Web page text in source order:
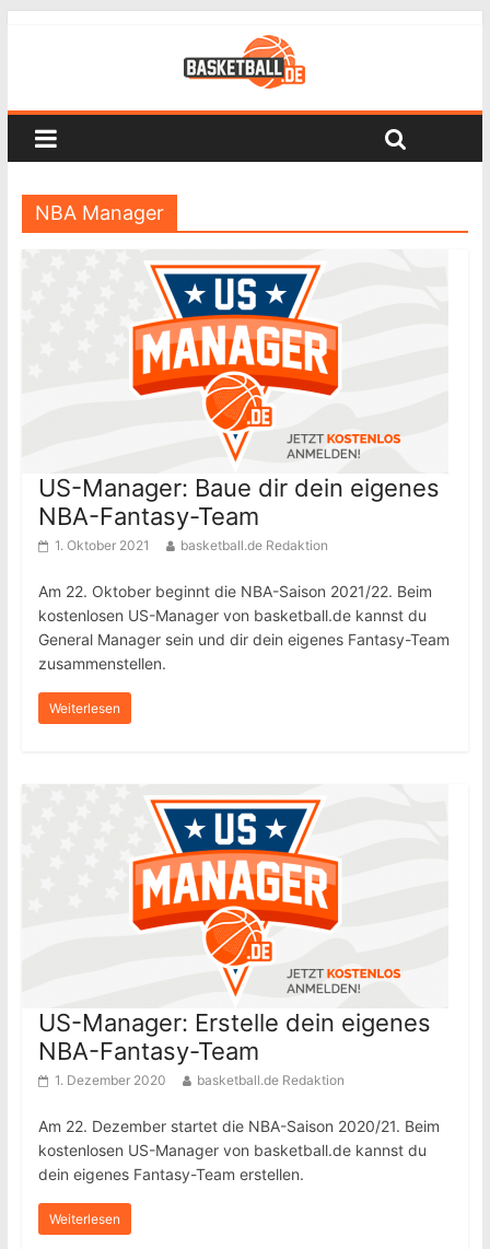
NBA Manager
US-Manager: Baue dir dein eigenes
NBA-Fantasy-Team
1. Oktober 2021 basketball.de Redaktion
Am 22. Oktober beginnt die NBA-Saison 2021/22. Beim
kostenlosen US-Manager von basketball.de kannst du
General Manager sein und dir dein eigenes Fantasy-Team
zusammenstellen.
Weiterlesen
US-Manager: Erstelle dein eigenes
NBA-Fantasy-Team
1. Dezember 2020 basketball.de Redaktion
Am 22. Dezember startet die NBA-Saison 2020/21. Beim
kostenlosen US-Manager von basketball.de kannst du
dein eigenes Fantasy-Team erstellen.
Weiterlesen